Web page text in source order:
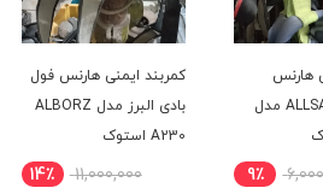
هارنس فول
بادی البرز مدل ALBORZ
14٪
رنده برقی نجاری 500 وات
رونیکس مدل RONIX 9210
استوک
8,000,000 7٪